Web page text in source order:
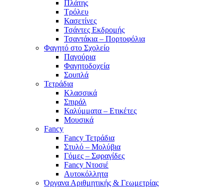
Πλάτης
Τρόλευ
Κασετίνες
Τσάντες Εκδρομής
Τσαντάκια – Πορτοφόλια
Φαγητό στο Σχολείο
Παγούρια
Φαγητοδοχεία
Σουπλά
Τετράδια
Κλασσικά
Σπιράλ
Καλύμματα – Ετικέτες
Μουσικά
Fancy
Fancy Τετράδια
Στυλό – Μολύβια
Γόμες – Σφραγίδες
Fancy Ντοσιέ
Αυτοκόλλητα
Όργανα Αριθμητικής & Γεωμετρίας